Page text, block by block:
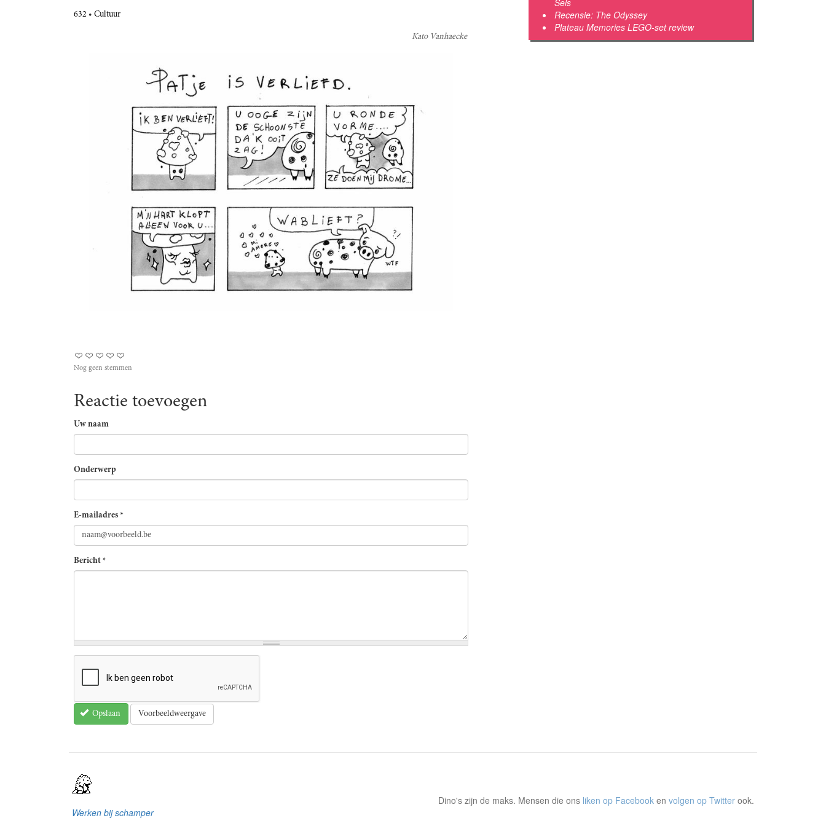
632 Cultuur
Kato Vanhaecke
Nog geen stemmen
Reactie toevoegen
Uw naam
Onderwerp
E-mailadres *
Bericht *
Opslaan Voorbeeldweergave
Recensie: The Odyssey
Plateau Memories LEGO-set review
Dino's zijn de maks. Mensen die ons liken op Facebook en volgen op Twitter ook.
Werken bij schamper